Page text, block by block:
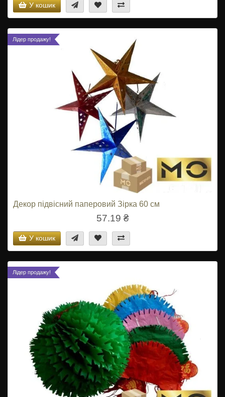
У кошик
Лідер продажу!
Декор підвісний паперовий Зірка 60 см
57.19 ₴
У кошик
Лідер продажу!